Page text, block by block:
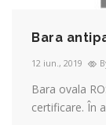
Bara
12 iun., 2019
Bara ovala
certificare. În